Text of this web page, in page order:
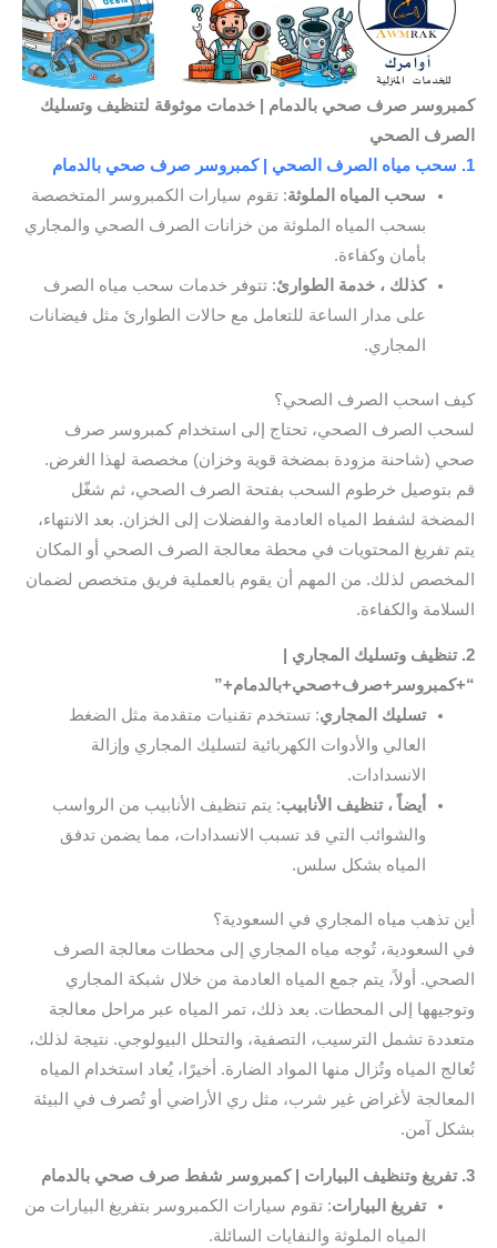
كمبروسر صرف صحي بالدمام | خدمات موثوقة لتنظيف وتسليك
الصرف الصحي
1. سحب مياه الصرف الصحي | كمبروسر صرف صحي بالدمام
سحب المياه الملوثة: تقوم سيارات الكمبروسر المتخصصة
بسحب المياه الملوثة من خزانات الصرف الصحي والمجاري
بأمان وكفاءة.
كذلك ، خدمة الطوارئ: تتوفر خدمات سحب مياه الصرف
على مدار الساعة للتعامل مع حالات الطوارئ مثل فيضانات
المجاري.
كيف اسحب الصرف الصحي؟
لسحب الصرف الصحي، تحتاج إلى استخدام كمبروسر صرف
صحي (شاحنة مزودة بمضخة قوية وخزان) مخصصة لهذا الغرض.
قم بتوصيل خرطوم السحب بفتحة الصرف الصحي، ثم شغّل
المضخة لشفط المياه العادمة والفضلات إلى الخزان. بعد الانتهاء،
يتم تفريغ المحتويات في محطة معالجة الصرف الصحي أو المكان
المخصص لذلك. من المهم أن يقوم بالعملية فريق متخصص لضمان
السلامة والكفاءة.
2. تنظيف وتسليك المجاري |
“+كمبروسر+صرف+صحي+بالدمام+”
تسليك المجاري: تستخدم تقنيات متقدمة مثل الضغط
العالي والأدوات الكهربائية لتسليك المجاري وإزالة
الانسدادات.
أيضاً ، تنظيف الأنابيب: يتم تنظيف الأنابيب من الرواسب
والشوائب التي قد تسبب الانسدادات، مما يضمن تدفق
المياه بشكل سلس.
أين تذهب مياه المجاري في السعودية؟
في السعودية، تُوجه مياه المجاري إلى محطات معالجة الصرف
الصحي. أولاً، يتم جمع المياه العادمة من خلال شبكة المجاري
وتوجيهها إلى المحطات. بعد ذلك، تمر المياه عبر مراحل معالجة
متعددة تشمل الترسيب، التصفية، والتحلل البيولوجي. نتيجة لذلك،
تُعالج المياه وتُزال منها المواد الضارة. أخيرًا، يُعاد استخدام المياه
المعالجة لأغراض غير شرب، مثل ري الأراضي أو تُصرف في البيئة
بشكل آمن.
3. تفريغ وتنظيف البيارات | كمبروسر شفط صرف صحي بالدمام
تفريغ البيارات: تقوم سيارات الكمبروسر بتفريغ البيارات من
المياه الملوثة والنفايات السائلة.